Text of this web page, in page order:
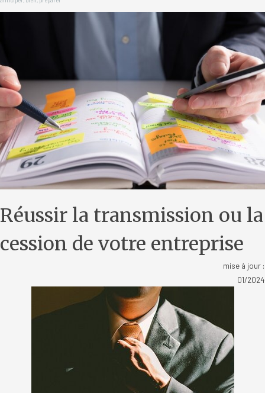
Réussir la transmission ou la
cession de votre entreprise
mise à jour :
01/2024